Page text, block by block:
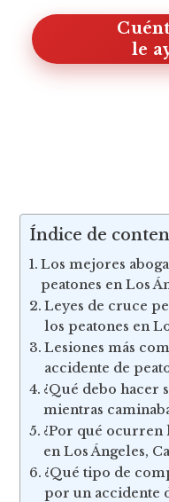
Cuéntenos
Índice de
Los mejores
peatones en Los
Leyes de cruce
los peatones en
Lesiones más
accidente de
¿Qué debo hacer
mientras
¿Por qué ocurren
en Los Ángeles,
¿Qué tipo de
por un accidente